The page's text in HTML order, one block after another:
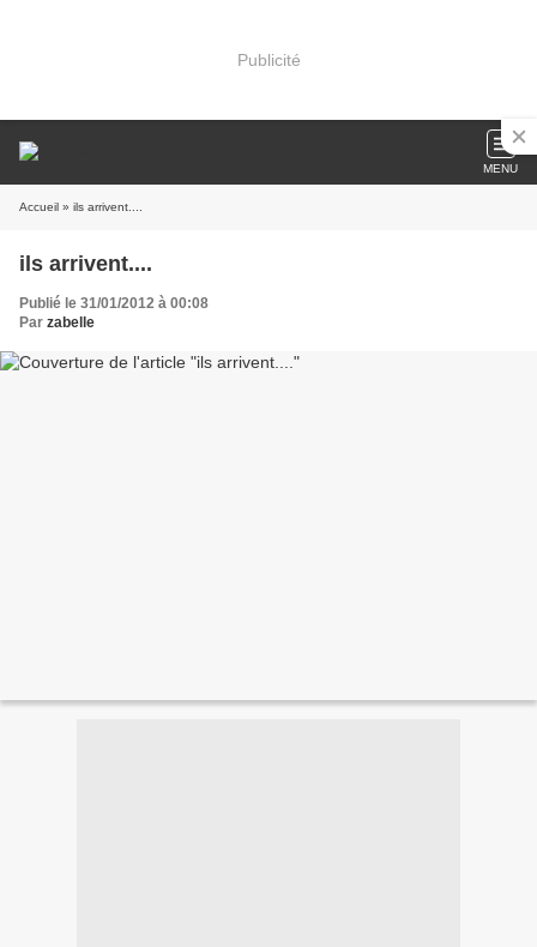
Publicité
MENU
Accueil » ils arrivent....
ils arrivent....
Publié le 31/01/2012 à 00:08
Par zabelle